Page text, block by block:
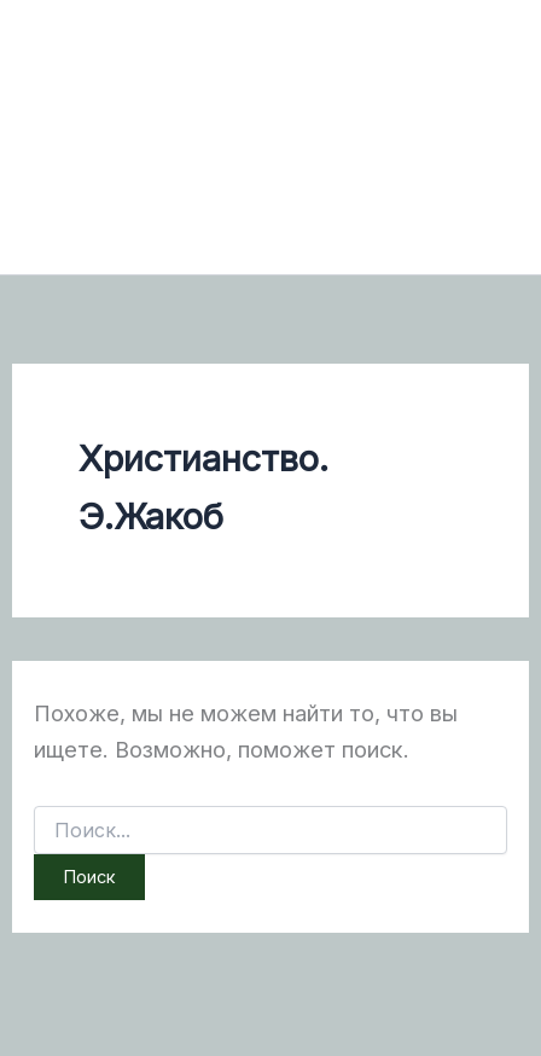
Христианство.
Э.Жакоб
Похоже, мы не можем найти то, что вы
ищете. Возможно, поможет поиск.
Поиск: